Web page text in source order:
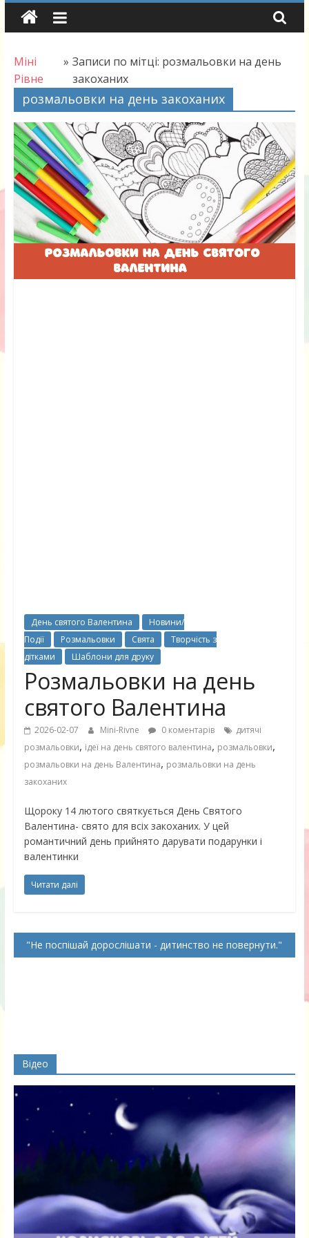
Skip
Міні
Рівне
» Записи по мітці: розмальовки на день
закоханих
розмальовки на день закоханих
День святого Валентина
Новини/
Події
Розмальовки Свята
Творчість з
дітками
Шаблони для друку
Розмальовки на день
святого Валентина
2026-02-07 Mini-Rivne 0 коментарів
дитячі
розмальовки, ідеї на день святого валентина, розмальовки,
розмальовки на день Валентина, розмальовки на день
закоханих
Щороку 14 лютого святкується День Святого
Валентина- свято для всіх закоханих. У цей
романтичний день прийнято дарувати подарунки і
валентинки
Читати далі
Не поспішай дорослішати - дитинство не повернути.
Відео